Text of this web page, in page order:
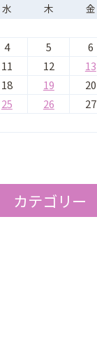
水 木 金
4 5 6
11 12 13
18 19 20
25 26 27
カテゴリー